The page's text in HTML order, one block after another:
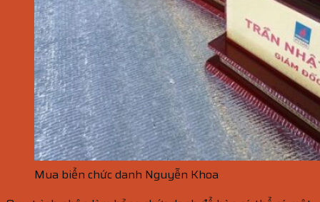
Mua biển chức danh Nguyễn Khoa